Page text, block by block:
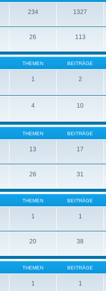
234 1327
26 113
THEMEN BEITRÄGE
1 2
4 10
THEMEN BEITRÄGE
13 17
26 31
THEMEN BEITRÄGE
1 1
20 38
THEMEN BEITRÄGE
1 1